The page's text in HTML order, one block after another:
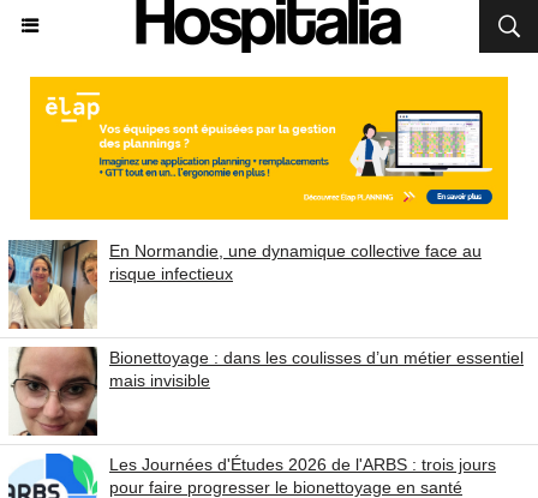
En Normandie, une dynamique collective face au
risque infectieux
Bionettoyage : dans les coulisses d’un métier essentiel
mais invisible
Les Journées d'Études 2026 de l'ARBS : trois jours
pour faire progresser le bionettoyage en santé